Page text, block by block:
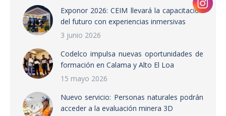
Exponor 2026: CEIM llevará la capacitación
del futuro con experiencias inmersivas
3 junio 2026
Codelco impulsa nuevas oportunidades de
formación en Calama y Alto El Loa
15 mayo 2026
Nuevo servicio: Personas naturales podrán
acceder a la evaluación minera 3D